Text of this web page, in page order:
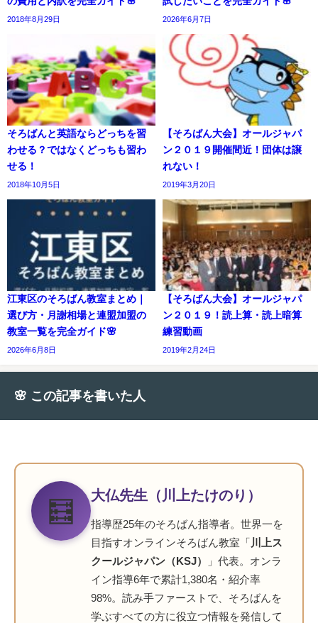
2018年8月29日 2026年6月7日
そろばんと英語ならどっちを習
わせる？ではなくどっちも習わ
せる！
2018年10月5日
【そろばん大会】オールジャパ
ン２０１９開催間近！団体は譲
れない！
2019年3月20日
江東区のそろばん教室まとめ｜
選び方・月謝相場と連盟加盟の
教室一覧を完全ガイド🌸
2026年6月8日
【そろばん大会】オールジャパ
ン２０１９！読上算・読上暗算
練習動画
2019年2月24日
🌸 この記事を書いた人
🧮
大仏先生（川上たけのり）
指導歴25年のそろばん指導者。世界一を
目指すオンラインそろばん教室「 川上ス
クールジャパン（KSJ）
」代表。オンラ
イン指導6年で累計1,380名・紹介率
98%。読み手ファーストで、そろばんを
学ぶすべての方に役立つ情報を発信して